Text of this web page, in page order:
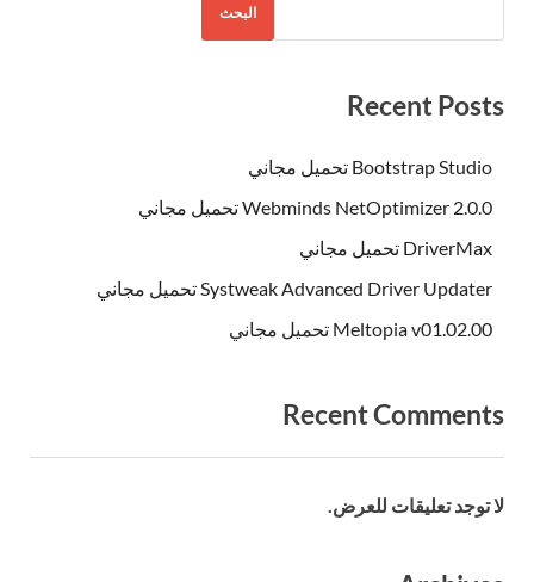
البحث
Recent Posts
Bootstrap Studio تحميل مجاني
Webminds NetOptimizer 2.0.0 تحميل مجاني
DriverMax تحميل مجاني
Systweak Advanced Driver Updater تحميل مجاني
Meltopia v01.02.00 تحميل مجاني
Recent Comments
لا توجد تعليقات للعرض.